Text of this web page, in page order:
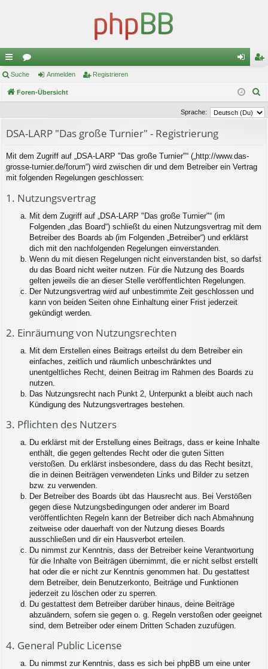
ch
ne
ug
or
en m
el
ist
rie
Suche Anmelden Registrieren
Foren-Übersicht
c
Sprache:
DSA-LARP "Das große Turnier" - Registrierung
Mit dem Zugriff auf „DSA-LARP "Das große Turnier"“ („http://www.das-
grosse-turnier.de/forum“) wird zwischen dir und dem Betreiber ein Vertrag
mit folgenden Regelungen geschlossen:
1. Nutzungsvertrag
Mit dem Zugriff auf „DSA-LARP "Das große Turnier"“ (im
Folgenden „das Board“) schließt du einen Nutzungsvertrag mit dem
Betreiber des Boards ab (im Folgenden „Betreiber“) und erklärst
dich mit den nachfolgenden Regelungen einverstanden.
Wenn du mit diesen Regelungen nicht einverstanden bist, so darfst
du das Board nicht weiter nutzen. Für die Nutzung des Boards
gelten jeweils die an dieser Stelle veröffentlichten Regelungen.
Der Nutzungsvertrag wird auf unbestimmte Zeit geschlossen und
kann von beiden Seiten ohne Einhaltung einer Frist jederzeit
gekündigt werden.
2. Einräumung von Nutzungsrechten
Mit dem Erstellen eines Beitrags erteilst du dem Betreiber ein
einfaches, zeitlich und räumlich unbeschränktes und
unentgeltliches Recht, deinen Beitrag im Rahmen des Boards zu
nutzen.
Das Nutzungsrecht nach Punkt 2, Unterpunkt a bleibt auch nach
Kündigung des Nutzungsvertrages bestehen.
3. Pflichten des Nutzers
Du erklärst mit der Erstellung eines Beitrags, dass er keine Inhalte
enthält, die gegen geltendes Recht oder die guten Sitten
verstoßen. Du erklärst insbesondere, dass du das Recht besitzt,
die in deinen Beiträgen verwendeten Links und Bilder zu setzen
bzw. zu verwenden.
Der Betreiber des Boards übt das Hausrecht aus. Bei Verstößen
gegen diese Nutzungsbedingungen oder anderer im Board
veröffentlichten Regeln kann der Betreiber dich nach Abmahnung
zeitweise oder dauerhaft von der Nutzung dieses Boards
ausschließen und dir ein Hausverbot erteilen.
Du nimmst zur Kenntnis, dass der Betreiber keine Verantwortung
für die Inhalte von Beiträgen übernimmt, die er nicht selbst erstellt
hat oder die er nicht zur Kenntnis genommen hat. Du gestattest
dem Betreiber, dein Benutzerkonto, Beiträge und Funktionen
jederzeit zu löschen oder zu sperren.
Du gestattest dem Betreiber darüber hinaus, deine Beiträge
abzuändern, sofern sie gegen o. g. Regeln verstoßen oder geeignet
sind, dem Betreiber oder einem Dritten Schaden zuzufügen.
4. General Public License
Du nimmst zur Kenntnis, dass es sich bei phpBB um eine unter